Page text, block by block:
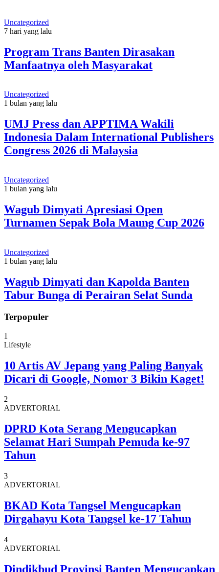
Uncategorized
7 hari yang lalu
Program Trans Banten Dirasakan
Manfaatnya oleh Masyarakat
Uncategorized
1 bulan yang lalu
UMJ Press dan APPTIMA Wakili
Indonesia Dalam International Publishers
Congress 2026 di Malaysia
Uncategorized
1 bulan yang lalu
Wagub Dimyati Apresiasi Open
Turnamen Sepak Bola Maung Cup 2026
Uncategorized
1 bulan yang lalu
Wagub Dimyati dan Kapolda Banten
Tabur Bunga di Perairan Selat Sunda
Terpopuler
1
Lifestyle
10 Artis AV Jepang yang Paling Banyak
Dicari di Google, Nomor 3 Bikin Kaget!
2
ADVERTORIAL
DPRD Kota Serang Mengucapkan
Selamat Hari Sumpah Pemuda ke-97
Tahun
3
ADVERTORIAL
BKAD Kota Tangsel Mengucapkan
Dirgahayu Kota Tangsel ke-17 Tahun
4
ADVERTORIAL
Dindikbud Provinsi Banten Mengucapkan